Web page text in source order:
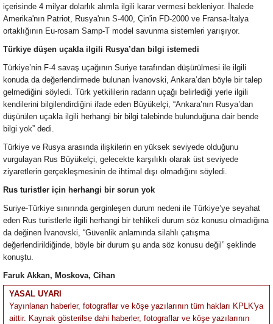
içerisinde 4 milyar dolarlık alımla ilgili karar vermesi bekleniyor. İhalede
Amerika'nın Patriot, Rusya'nın S-400, Çin'in FD-2000 ve Fransa-İtalya
ortaklığının Eu-rosam Samp-T model savunma sistemleri yarışıyor.
Türkiye düşen uçakla ilgili Rusya’dan bilgi istemedi
Türkiye’nin F-4 savaş uçağının Suriye tarafından düşürülmesi ile ilgili
konuda da değerlendirmede bulunan İvanovski, Ankara’dan böyle bir talep
gelmediğini söyledi. Türk yetkililerin radarın uçağı belirlediği yerle ilgili
kendilerini bilgilendirdiğini ifade eden Büyükelçi, “Ankara’nın Rusya’dan
düşürülen uçakla ilgili herhangi bir bilgi talebinde bulunduğuna dair bende
bilgi yok” dedi.
Türkiye ve Rusya arasında ilişkilerin en yüksek seviyede olduğunu
vurgulayan Rus Büyükelçi, gelecekte karşılıklı olarak üst seviyede
ziyaretlerin gerçekleşmesinin de ihtimal dışı olmadığını söyledi.
Rus turistler için herhangi bir sorun yok
Suriye-Türkiye sınırında gerginleşen durum nedeni ile Türkiye’ye seyahat
eden Rus turistlerle ilgili herhangi bir tehlikeli durum söz konusu olmadığına
da değinen İvanovski, “Güvenlik anlamında silahlı çatışma
değerlendirildiğinde, böyle bir durum şu anda söz konusu değil” şeklinde
konuştu.
Faruk Akkan, Moskova, Cihan
YASAL UYARI
Yayınlanan haberler, fotograflar ve köşe yazılarının tüm hakları KPLK'ya
aittir. Kaynak gösterilse dahi haberler, fotograflar ve köşe yazılarının